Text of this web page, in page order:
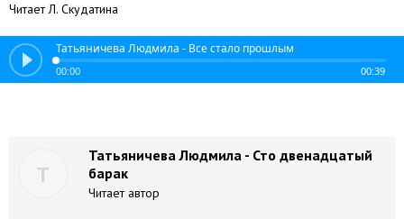
Читает Л. Скудатина
Татьяничева Людмила - Все стало прошлым
00:00 00:39
Т
Татьяничева Людмила - Сто двенадцатый
барак
Читает автор